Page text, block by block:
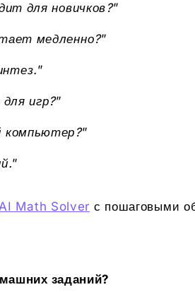
для новичков?”
медленно?”
”
игр?”
компьютер?”
”
Math Solver с пошаговыми
заданий?